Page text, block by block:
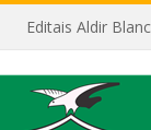
Editais Aldir